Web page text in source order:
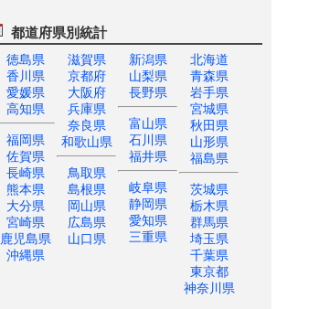
都道府県別統計
徳島県
香川県
愛媛県
高知県
福岡県
佐賀県
長崎県
熊本県
大分県
宮崎県
鹿児島県
沖縄県
滋賀県
京都府
大阪府
兵庫県
奈良県
和歌山県
鳥取県
島根県
岡山県
広島県
山口県
新潟県
山梨県
長野県
富山県
石川県
福井県
岐阜県
静岡県
愛知県
三重県
北海道
青森県
岩手県
宮城県
秋田県
山形県
福島県
茨城県
栃木県
群馬県
埼玉県
千葉県
東京都
神奈川県